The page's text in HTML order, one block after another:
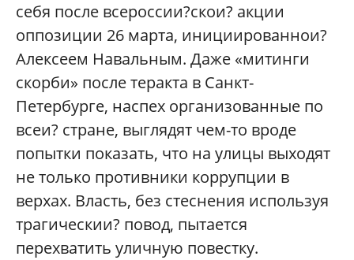
себя после всероссии?скои? акции
оппозиции 26 марта, инициированнои?
Алексеем Навальным. Даже «митинги
скорби» после теракта в Санкт-
Петербурге, наспех организованные по
всеи? стране, выглядят чем-то вроде
попытки показать, что на улицы выходят
не только противники коррупции в
верхах. Власть, без стеснения используя
трагическии? повод, пытается
перехватить уличную повестку.